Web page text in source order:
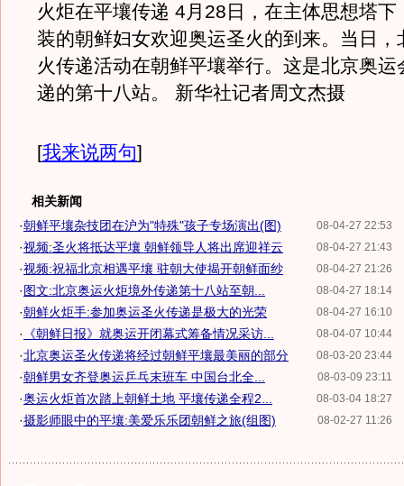
火炬在平壤传递 4月28日，在主体思想塔下
装的朝鲜妇女欢迎奥运圣火的到来。当日，
火传递活动在朝鲜平壤举行。这是北京奥运
递的第十八站。 新华社记者周文杰摄
[我来说两句]
相关新闻
08-04-27 22:53
·朝鲜平壤杂技团在沪为"特殊"孩子专场演出(图)
08-04-27 21:43
·视频:圣火将抵达平壤 朝鲜领导人将出席迎祥云
08-04-27 21:26
·视频:祝福北京相遇平壤 驻朝大使揭开朝鲜面纱
08-04-27 18:14
·图文:北京奥运火炬境外传递第十八站至朝...
08-04-27 16:10
·朝鲜火炬手:参加奥运圣火传递是极大的光荣
08-04-07 10:44
· 《朝鲜日报》就奥运开闭幕式筹备情况采访...
08-03-20 23:44
·北京奥运圣火传递将经过朝鲜平壤最美丽的部分
08-03-09 23:11
·朝鲜男女齐登奥运乒乓末班车 中国台北全...
08-03-04 18:27
·奥运火炬首次踏上朝鲜土地 平壤传递全程2...
08-02-27 11:26
·摄影师眼中的平壤:美爱乐乐团朝鲜之旅(组图)